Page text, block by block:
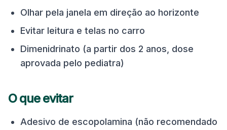
Olhar pela janela em direção ao horizonte
Evitar leitura e telas no carro
Dimenidrinato (a partir dos 2 anos, dose
aprovada pelo pediatra)
O que evitar
Adesivo de escopolamina (não recomendado